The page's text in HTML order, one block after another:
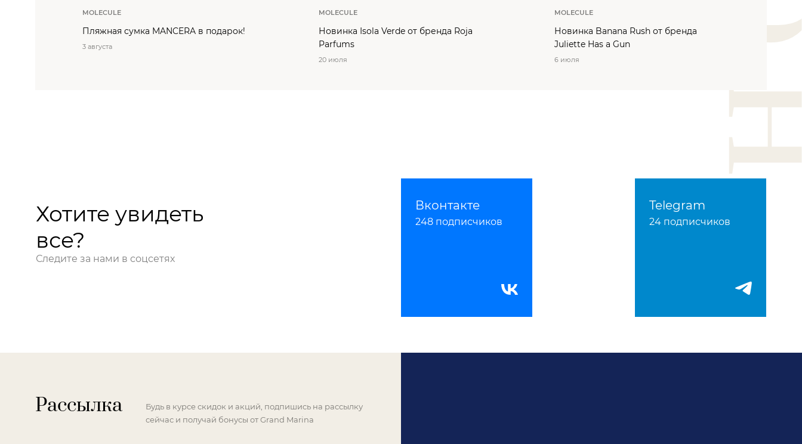
MOLECULE
Пляжная сумка MANCERA в подарок!
3 августа
MOLECULE
Новинка Isola Verde от бренда Roja
Parfums
20 июля
MOLECULE
Новинка Banana Rush от бренда
Juliette Has a Gun
6 июля
Хотите увидеть
все?
Следите за нами в соцсетях
Вконтакте
248 подписчиков
Telegram
24 подписчиков
Рассылка
Будь в курсе скидок и акций, подпишись на рассылку
сейчас и получай бонусы от Grand Marina